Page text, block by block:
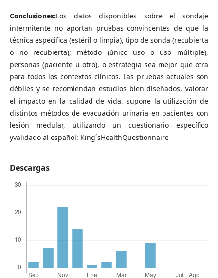
Conclusiones:Los datos disponibles sobre el sondaje
intermitente no aportan pruebas convincentes de que la
técnica especifica (estéril o limpia), tipo de sonda (recubierta
o no recubierta); método (único uso o uso múltiple),
personas (paciente u otro), o estrategia sea mejor que otra
para todos los contextos clínicos. Las pruebas actuales son
débiles y se recomiendan estudios bien diseñados. Valorar
el impacto en la calidad de vida, supone la utilización de
distintos métodos de evacuación urinaria en pacientes con
lesión medular, utilizando un cuestionario específico
yvalidado al español: King´sHealthQuestionnaire
Descargas